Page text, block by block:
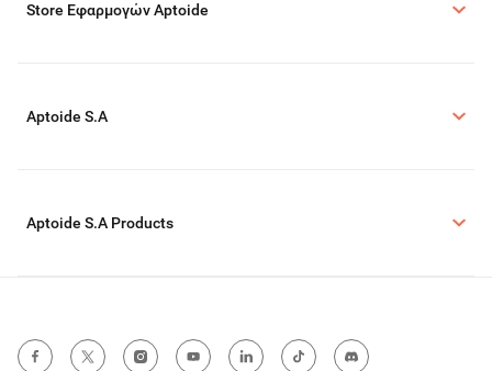
Store Εφαρμογών Aptoide
Aptoide S.A
Aptoide S.A Products